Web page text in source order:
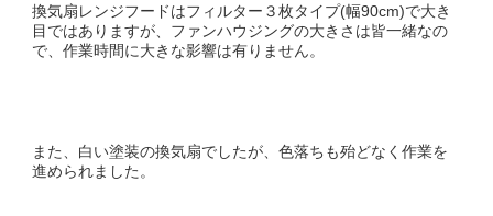
換気扇レンジフードはフィルター３枚タイプ(幅90cm)で大き
目ではありますが、ファンハウジングの大きさは皆一緒なの
で、作業時間に大きな影響は有りません。
また、白い塗装の換気扇でしたが、色落ちも殆どなく作業を
進められました。